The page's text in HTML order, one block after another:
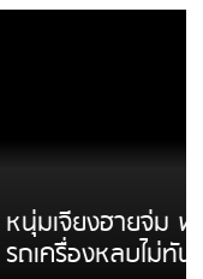
กกลางถนน